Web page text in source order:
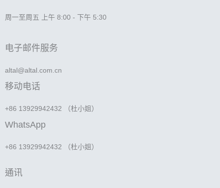
周一至周五 上午 8:00 - 下午 5:30
电子邮件服务
altal@altal.com.cn
移动电话
+86 13929942432 （杜小姐）
WhatsApp
+86 13929942432 （杜小姐）
通讯